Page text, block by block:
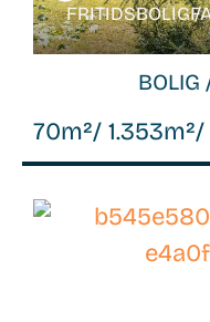
FRITIDSBOLIG /
BOLIG
70m²/ 1.353m²/
WB-